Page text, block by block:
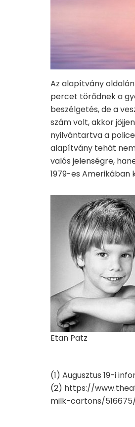
Az alapítvány
percet törődnek a
beszélgetés, de a
szám volt, akkor
nyilvántartva a
alapítvány tehát
valós jelenségre,
1979-es Amerikában
Etan Patz
(1) Augusztus 19-i
(2) https://
milk-cartons/